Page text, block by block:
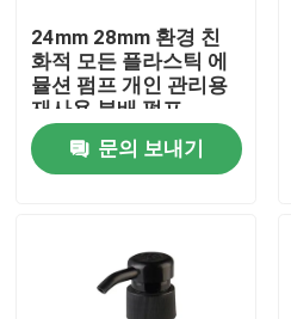
24mm 28mm 환경 친
화적 모든 플라스틱 에
뮬션 펌프 개인 관리용
재사용 분배 펌프
문의 보내기